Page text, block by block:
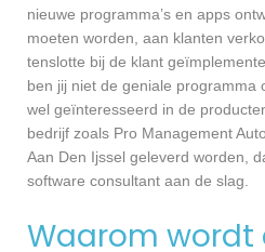
nieuwe programma’s en apps
moeten worden, aan klanten
tenslotte bij de klant
ben jij niet de geniale programma
wel geïnteresseerd in de
bedrijf zoals Pro Management
Aan Den Ijssel geleverd worden,
software consultant aan de slag.
Waarom wordt